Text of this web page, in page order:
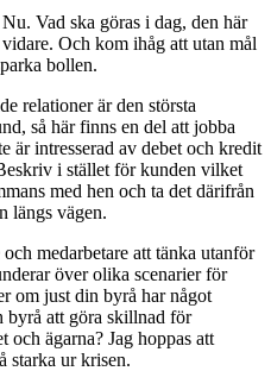
Nu. Vad ska göras i dag, den här
Och kom ihåg att utan mål
bollen.
relationer är den största
så här finns en del att jobba
är intresserad av debet och kredit
i stället för kunden vilket
med hen och ta det därifrån
längs vägen.
medarbetare att tänka utanför
över olika scenarier för
om just din byrå har något
byrå att göra skillnad för
och ägarna? Jag hoppas att
starka ur krisen.